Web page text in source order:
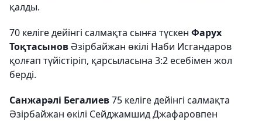
қалды.
70 келіге дейінгі салмақта сынға түскен Фарух
Тоқтасынов Әзірбайжан өкілі Наби Исгандаров
қолғап түйістіріп, қарсыласына 3:2 есебімен жол
берді.
Санжарәлі Бегалиев75 келіге дейінгі салмақта
Әзірбайжан өкілі Сейджамшид Джафаровпен